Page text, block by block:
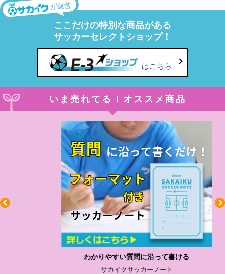
が運営
ここだけの特別な商品がある
サッカーセレクトショップ！
はこちら
いま売れてる！オススメ商品
わかりやすい質問に沿って書ける
サカイクサッカーノート